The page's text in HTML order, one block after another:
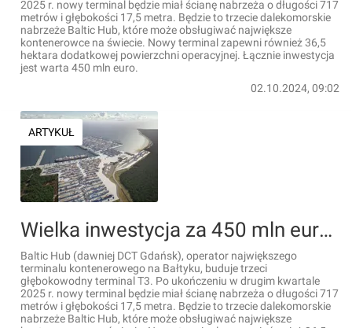
2025 r. nowy terminal będzie miał ścianę nabrzeża o długości 717
metrów i głębokości 17,5 metra. Będzie to trzecie dalekomorskie
nabrzeże Baltic Hub, które może obsługiwać największe
kontenerowce na świecie. Nowy terminal zapewni również 36,5
hektara dodatkowej powierzchni operacyjnej. Łącznie inwestycja
jest warta 450 mln euro.
02.10.2024, 09:02
ARTYKUŁ
Wielka inwestycja za 450 mln euro w Gdańsku, na terenie Baltic Hub [FILMY]
Baltic Hub (dawniej DCT Gdańsk), operator największego
terminalu kontenerowego na Bałtyku, buduje trzeci
głębokowodny terminal T3. Po ukończeniu w drugim kwartale
2025 r. nowy terminal będzie miał ścianę nabrzeża o długości 717
metrów i głębokości 17,5 metra. Będzie to trzecie dalekomorskie
nabrzeże Baltic Hub, które może obsługiwać największe